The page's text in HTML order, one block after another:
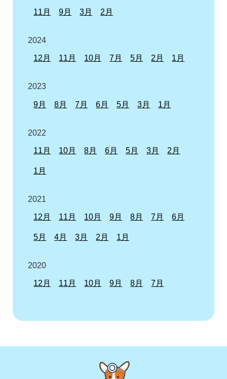
11月 9月 3月 2月
2024
12月 11月 10月 7月 5月 2月 1月
2023
9月 8月 7月 6月 5月 3月 1月
2022
11月 10月 8月 6月 5月 3月 2月
1月
2021
12月 11月 10月 9月 8月 7月 6月
5月 4月 3月 2月 1月
2020
12月 11月 10月 9月 8月 7月